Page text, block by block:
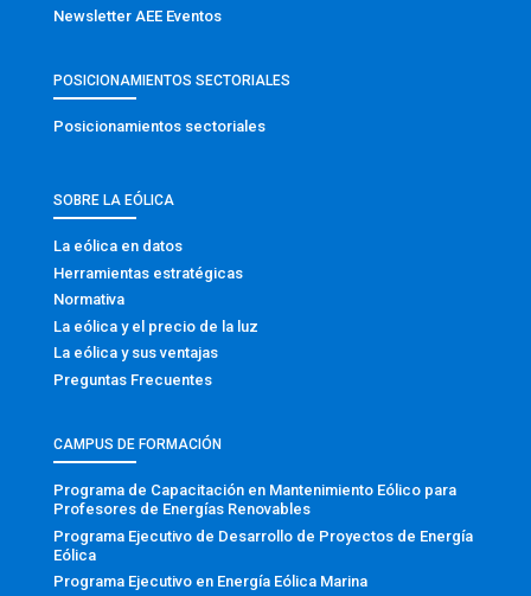
Newsletter AEE Eventos
POSICIONAMIENTOS SECTORIALES
Posicionamientos sectoriales
SOBRE LA EÓLICA
La eólica en datos
Herramientas estratégicas
Normativa
La eólica y el precio de la luz
La eólica y sus ventajas
Preguntas Frecuentes
CAMPUS DE FORMACIÓN
Programa de Capacitación en Mantenimiento Eólico para
Profesores de Energías Renovables
Programa Ejecutivo de Desarrollo de Proyectos de Energía
Eólica
Programa Ejecutivo en Energía Eólica Marina